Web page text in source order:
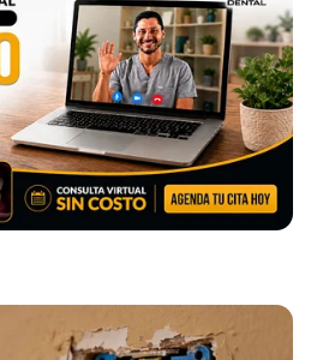
แนะนำ
ดูเพิ่มเติม